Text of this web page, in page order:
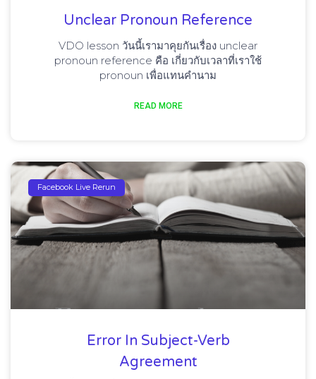
Unclear Pronoun Reference
VDO lesson วันนี้เรามาคุยกันเรื่อง unclear
pronoun reference คือ เกี่ยวกับเวลาที่เราใช้
pronoun เพื่อแทนคำนาม
READ MORE
Facebook Live Rerun
Error In Subject-Verb
Agreement